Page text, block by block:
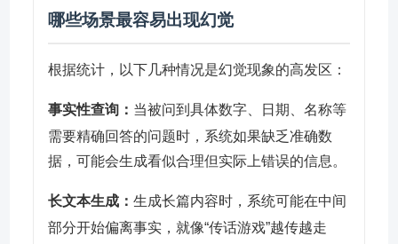
哪些场景最容易出现幻觉
根据统计，以下几种情况是幻觉现象的高发区：
事实性查询： 当被问到具体数字、日期、名称等
需要精确回答的问题时，系统如果缺乏准确数
据，可能会生成看似合理但实际上错误的信息。
长文本生成： 生成长篇内容时，系统可能在中间
部分开始偏离事实，就像“传话游戏”越传越走